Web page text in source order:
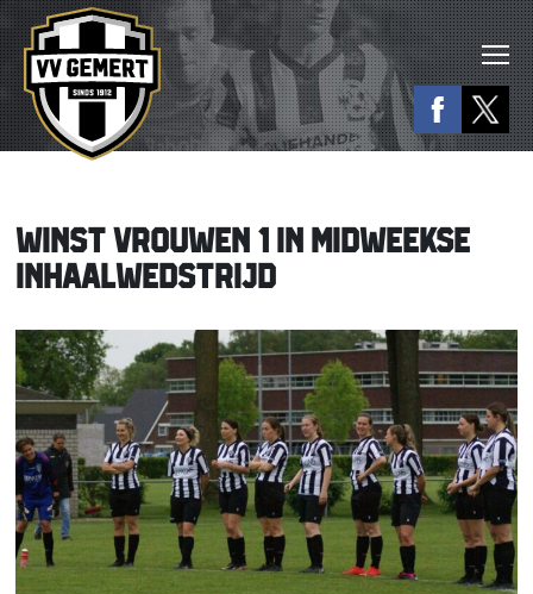
WINST VROUWEN 1 IN MIDWEEKSE
INHAALWEDSTRIJD